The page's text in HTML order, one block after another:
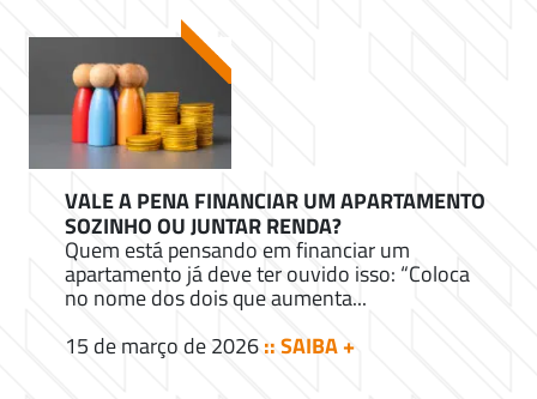
VALE A PENA FINANCIAR UM APARTAMENTO
SOZINHO OU JUNTAR RENDA?
Quem está pensando em financiar um
apartamento já deve ter ouvido isso: “Coloca
no nome dos dois que aumenta...
15 de março de 2026:: SAIBA +